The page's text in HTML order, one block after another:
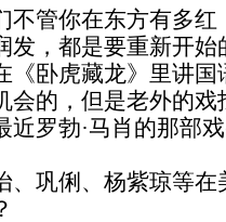
不管你在东方有多
发，都是要重新开
《卧虎藏龙》里讲
会的，但是老外的
近罗勃·马肖的那部
巩俐、杨紫琼等在